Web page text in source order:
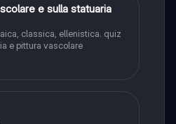
e sulla statuaria
classica, ellenistica. quiz
e pittura vascolare